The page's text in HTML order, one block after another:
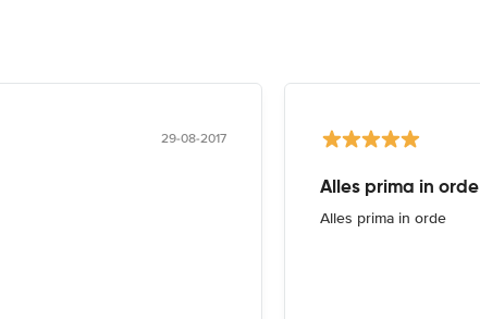
29-08-2017
Alles prima in orde
Alles prima in orde